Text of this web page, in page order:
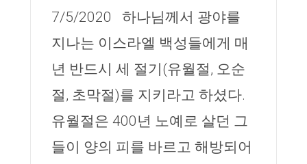
7/5/2020 하나님께서 광야를
지나는 이스라엘 백성들에게 매
년 반드시 세 절기(유월절, 오순
절, 초막절)를 지키라고 하셨다.
유월절은 400년 노예로 살던 그
들이 양의 피를 바르고 해방되어